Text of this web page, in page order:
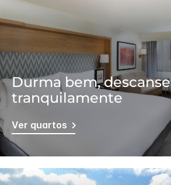
Durma bem, descanse
tranquilamente
Ver quartos